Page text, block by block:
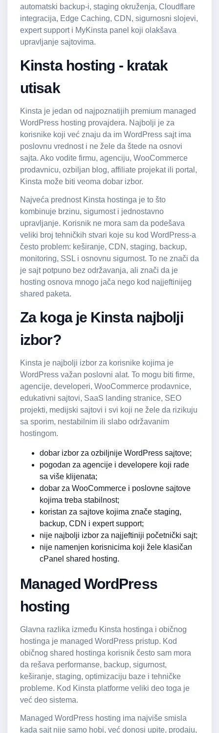
automatski backup-i, staging okruženja, Cloudflare
integracija, Edge Caching, CDN, sigurnosni slojevi,
expert support i MyKinsta panel koji olakšava
upravljanje sajtovima.
Kinsta hosting - kratak
utisak
Kinsta je jedan od najpoznatijih premium managed
WordPress hosting provajdera. Najbolji je za
korisnike koji već znaju da im WordPress sajt ima
poslovnu vrednost i ne žele da štede na osnovi
sajta. Ako vodite firmu, agenciju, WooCommerce
prodavnicu, ozbiljan blog, affiliate projekat ili portal,
Kinsta može biti veoma dobar izbor.
Najveća prednost Kinsta hostinga je to što
kombinuje brzinu, sigurnost i jednostavno
upravljanje. Korisnik ne mora sam da podešava
veliki broj tehničkih stvari koje su kod WordPress-a
često problem: keširanje, CDN, staging, backup,
monitoring, SSL i osnovnu sigurnost. To ne znači da
je sajt potpuno bez održavanja, ali znači da je
hosting osnova mnogo jača nego kod najjeftinijeg
shared paketa.
Za koga je Kinsta najbolji
izbor?
Kinsta je najbolji izbor za korisnike kojima je
WordPress važan poslovni alat. To mogu biti firme,
agencije, developeri, WooCommerce prodavnice,
edukativni sajtovi, SaaS landing stranice, SEO
projekti, medijski sajtovi i svi koji ne žele da rizikuju
sa sporim, nestabilnim ili slabo održavanim
hostingom.
dobar izbor za ozbiljnije WordPress sajtove;
pogodan za agencije i developere koji rade
sa više klijenata;
dobar za WooCommerce i poslovne sajtove
kojima treba stabilnost;
koristan za sajtove kojima znače staging,
backup, CDN i expert support;
nije najbolji izbor za najjeftiniji početnički sajt;
nije namenjen korisnicima koji žele klasičan
cPanel shared hosting.
Managed WordPress
hosting
Glavna razlika između Kinsta hostinga i običnog
hostinga je managed WordPress pristup. Kod
običnog shared hostinga korisnik često sam mora
da rešava performanse, backup, sigurnost,
keširanje, staging, optimizaciju baze i tehničke
probleme. Kod Kinsta platforme veliki deo toga je
već deo sistema.
Managed WordPress hosting ima najviše smisla
kada sajt nije samo hobi, već donosi upite, prodaju,